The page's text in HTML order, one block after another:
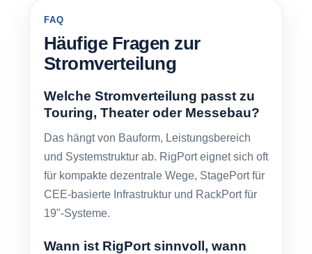
FAQ
Häufige Fragen zur
Stromverteilung
Welche Stromverteilung passt zu
Touring, Theater oder Messebau?
Das hängt von Bauform, Leistungsbereich
und Systemstruktur ab. RigPort eignet sich oft
für kompakte dezentrale Wege, StagePort für
CEE-basierte Infrastruktur und RackPort für
19"-Systeme.
Wann ist RigPort sinnvoll, wann